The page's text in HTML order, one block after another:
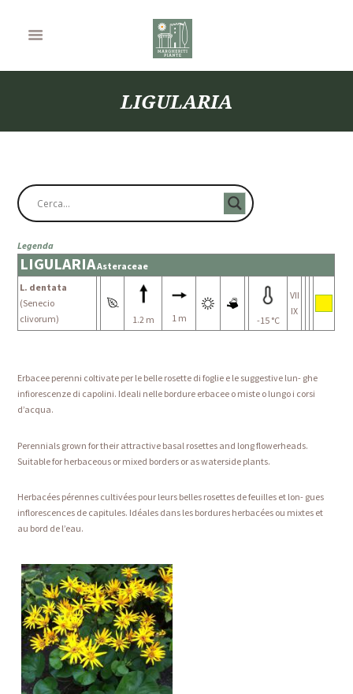
LIGULARIA
Legenda
LIGULARIAAsteraceae
L. dentata
(Senecio
clivorum)
1.2 m 1 m -15 °C
VII
IX
Erbacee perenni coltivate per le belle rosette di foglie e le suggestive lun- ghe
infiorescenze di capolini. Ideali nelle bordure erbacee o miste o lungo i corsi
d’acqua.
Perennials grown for their attractive basal rosettes and long flowerheads.
Suitable for herbaceous or mixed borders or as waterside plants.
Herbacées pérennes cultivées pour leurs belles rosettes de feuilles et lon- gues
inflorescences de capitules. Idéales dans les bordures herbacées ou mixtes et
au bord de l’eau.